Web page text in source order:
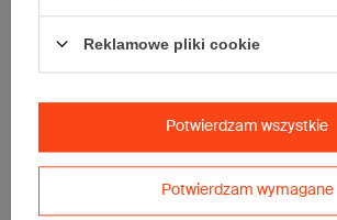
Reklamowe pliki cookie
Potwierdzam wymagane
Potwierdzam wszystkie